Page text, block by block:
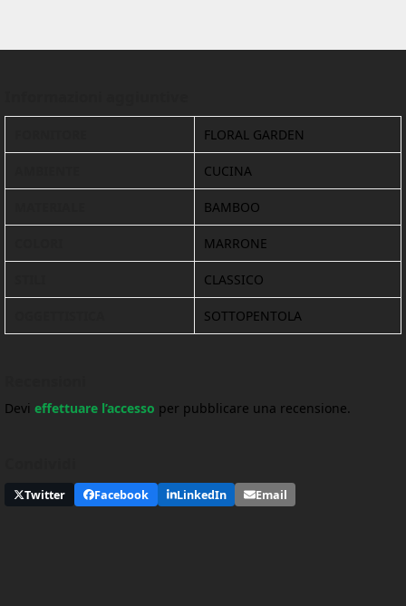
FLORAL GARDEN
CUCINA
BAMBOO
MARRONE
CLASSICO
SOTTOPENTOLA
Devi effettuare l’accesso per pubblicare una recensione.
Twitter Facebook LinkedIn Email